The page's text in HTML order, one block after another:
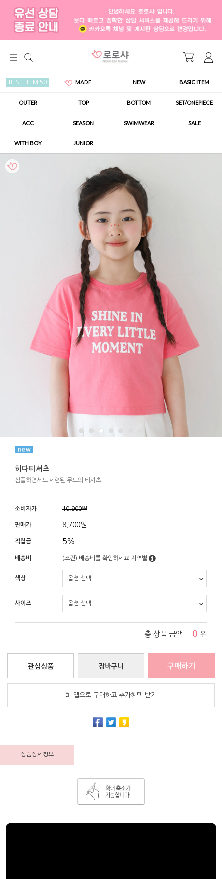
BEST ITEM 50 MADE NEW BASIC ITEM
OUTER TOP BOTTOM SET/ONEPIECE
ACC SEASON SWIMWEAR SALE
WITH BOY JUNIOR
히다티셔츠
심플하면서도 세련된 무드의 티셔츠
소비자가 10,900원
판매가 8,700원
적립금 5%
배송비 (조건) 배송비를 확인하세요 지역별
색상
사이즈
총 상품 금액 0 원
장바구니
관심상품 구매하기
앱으로 구매하고 추가혜택 받기
상품상세정보